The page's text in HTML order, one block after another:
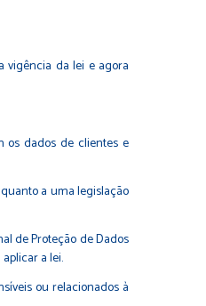
vigência da lei e agora
os dados de clientes e
a uma legislação
de Proteção de Dados
a lei.
ou relacionados à